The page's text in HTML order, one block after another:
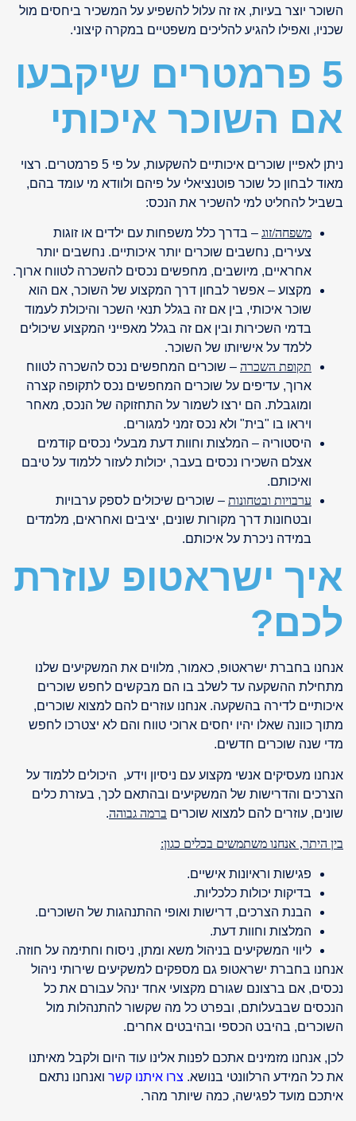
השוכר יוצר בעיות, אז זה עלול להשפיע על המשכיר ביחסים מול
שכניו, ואפילו להגיע להליכים משפטיים במקרה קיצוני.
5 פרמטרים שיקבעו
אם השוכר איכותי
ניתן לאפיין שוכרים איכותיים להשקעות, על פי 5 פרמטרים. רצוי
מאוד לבחון כל שוכר פוטנציאלי על פיהם ולוודא מי עומד בהם,
בשביל להחליט למי להשכיר את הנכס:
משפחה/זוג – בדרך כלל משפחות עם ילדים או זוגות
צעירים, נחשבים שוכרים יותר איכותיים. נחשבים יותר
אחראיים, מיושבים, מחפשים נכסים להשכרה לטווח ארוך.
מקצוע – אפשר לבחון דרך המקצוע של השוכר, אם הוא
שוכר איכותי, בין אם זה בגלל תנאי השכר והיכולת לעמוד
בדמי השכירות ובין אם זה בגלל מאפייני המקצוע שיכולים
ללמד על אישיותו של השוכר.
תקופת השכרה – שוכרים המחפשים נכס להשכרה לטווח
ארוך, עדיפים על שוכרים המחפשים נכס לתקופה קצרה
ומוגבלת. הם ירצו לשמור על התחזוקה של הנכס, מאחר
ויראו בו "בית" ולא נכס זמני למגורים.
היסטוריה – המלצות וחוות דעת מבעלי נכסים קודמים
אצלם השכירו נכסים בעבר, יכולות לעזור ללמוד על טיבם
ואיכותם.
ערבויות ובטחונות – שוכרים שיכולים לספק ערבויות
ובטחונות דרך מקורות שונים, יציבים ואחראים, מלמדים
במידה ניכרת על איכותם.
איך ישראטופ עוזרת
לכם?
אנחנו בחברת ישראטופ, כאמור, מלווים את המשקיעים שלנו
מתחילת ההשקעה עד לשלב בו הם מבקשים לחפש שוכרים
איכותיים לדירה בהשקעה. אנחנו עוזרים להם למצוא שוכרים,
מתוך כוונה שאלו יהיו יחסים ארוכי טווח והם לא יצטרכו לחפש
מדי שנה שוכרים חדשים.
אנחנו מעסיקים אנשי מקצוע עם ניסיון וידע, היכולים ללמוד על
הצרכים והדרישות של המשקיעים ובהתאם לכך, בעזרת כלים
שונים, עוזרים להם למצוא שוכרים ברמה גבוהה.
בין היתר, אנחנו משתמשים בכלים כגון:
פגישות וראיונות אישיים.
בדיקות יכולות כלכליות.
הבנת הצרכים, דרישות ואופי ההתנהגות של השוכרים.
המלצות וחוות דעת.
ליווי המשקיעים בניהול משא ומתן, ניסוח וחתימה על חוזה.
אנחנו בחברת ישראטופ גם מספקים למשקיעים שירותי ניהול
נכסים, אם ברצונם שגורם מקצועי אחד ינהל עבורם את כל
הנכסים שבבעלותם, ובפרט כל מה שקשור להתנהלות מול
השוכרים, בהיבט הכספי ובהיבטים אחרים.
לכן, אנחנו מזמינים אתכם לפנות אלינו עוד היום ולקבל מאיתנו
את כל המידע הרלוונטי בנושא. צרו איתנו קשר ואנחנו נתאם
איתכם מועד לפגישה, כמה שיותר מהר.